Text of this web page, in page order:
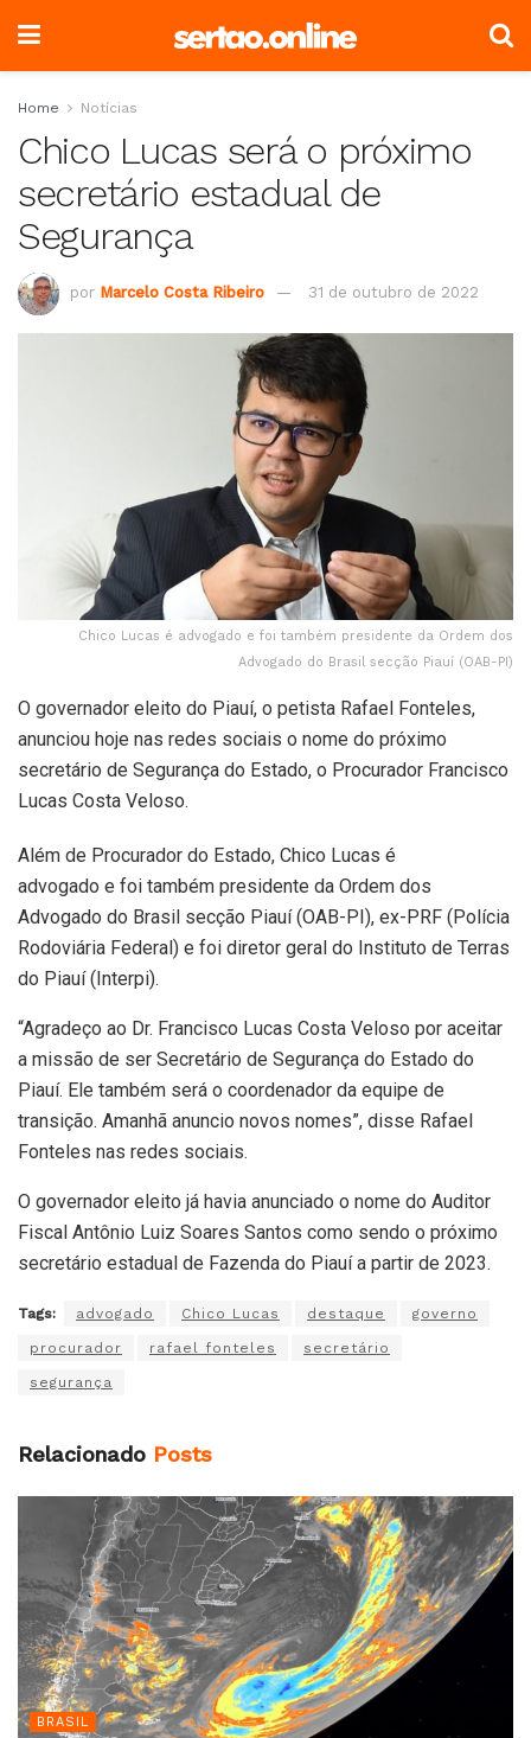
Home Notícias
Chico Lucas será o próximo
secretário estadual de
Segurança
por Marcelo Costa Ribeiro 31 de outubro de 2022
Chico Lucas é advogado e foi também presidente da Ordem dos
Advogado do Brasil secção Piauí (OAB-PI)
O governador eleito do Piauí, o petista Rafael Fonteles,
anunciou hoje nas redes sociais o nome do próximo
secretário de Segurança do Estado, o Procurador Francisco
Lucas Costa Veloso.
Além de Procurador do Estado, Chico Lucas é
advogado e foi também presidente da Ordem dos
Advogado do Brasil secção Piauí (OAB-PI), ex-PRF (Polícia
Rodoviária Federal) e foi diretor geral do Instituto de Terras
do Piauí (Interpi).
“Agradeço ao Dr. Francisco Lucas Costa Veloso por aceitar
a missão de ser Secretário de Segurança do Estado do
Piauí. Ele também será o coordenador da equipe de
transição. Amanhã anuncio novos nomes”, disse Rafael
Fonteles nas redes sociais.
O governador eleito já havia anunciado o nome do Auditor
Fiscal Antônio Luiz Soares Santos como sendo o próximo
secretário estadual de Fazenda do Piauí a partir de 2023.
Tags: advogado Chico Lucas destaque governo
procurador rafael fonteles secretário
segurança
Relacionado Posts
BRASIL